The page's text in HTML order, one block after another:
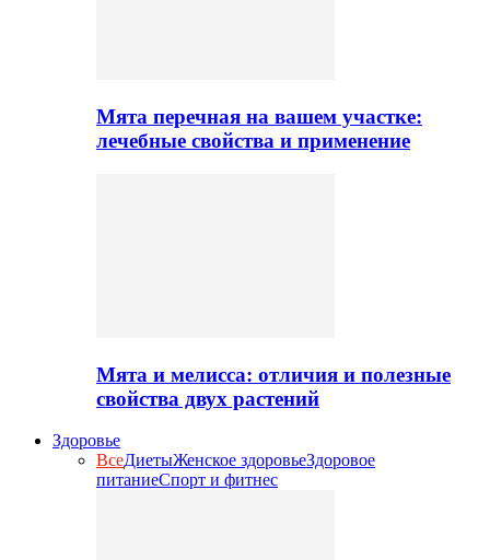
Мята перечная на вашем участке:
лечебные свойства и применение
Мята и мелисса: отличия и полезные
свойства двух растений
Здоровье
ВсеДиетыЖенское здоровьеЗдоровое
питаниеСпорт и фитнес